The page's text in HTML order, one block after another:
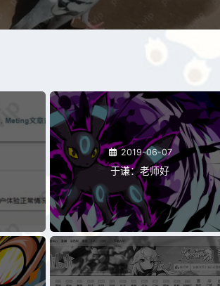
2019-06-07
于谦：老师好